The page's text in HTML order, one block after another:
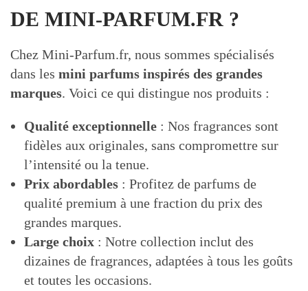
DE MINI-PARFUM.FR ?
Chez Mini-Parfum.fr, nous sommes spécialisés
dans les mini parfums inspirés des grandes
marques. Voici ce qui distingue nos produits :
Qualité exceptionnelle : Nos fragrances sont
fidèles aux originales, sans compromettre sur
l’intensité ou la tenue.
Prix abordables : Profitez de parfums de
qualité premium à une fraction du prix des
grandes marques.
Large choix : Notre collection inclut des
dizaines de fragrances, adaptées à tous les goûts
et toutes les occasions.